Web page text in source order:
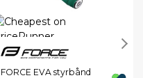
FORCE EVA styrbånd